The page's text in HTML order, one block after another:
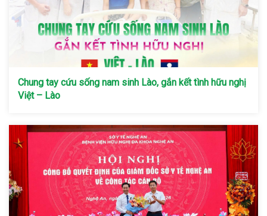
Chung tay cứu sống nam sinh Lào, gắn kết tình hữu nghị
Việt – Lào